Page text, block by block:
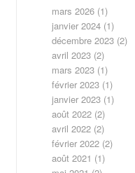
mars 2026 (1)
janvier 2024 (1)
décembre 2023 (2)
avril 2023 (2)
mars 2023 (1)
février 2023 (1)
janvier 2023 (1)
août 2022 (2)
avril 2022 (2)
février 2022 (2)
août 2021 (1)